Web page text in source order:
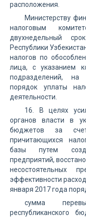
расположения.
Министерству
налоговым
двухнедельный
Республики
налогов по
лица, с указанием
подразделений, на
порядок уплаты
деятельности.
16. В целях
органов власти в
бюджетов за
причитающихся
базы путем
предприятий,
несостоятельных
эффективности
января 2017 года
сумма
республиканского